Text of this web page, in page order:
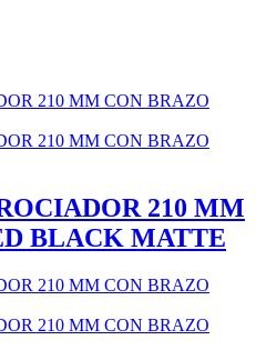
210 MM
BLACK MATTE